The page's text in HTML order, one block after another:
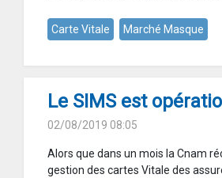
Carte Vitale Marché Masque
Le SIMS est
02/08/2019 08:05
Alors que dans un mois la Cnam
gestion des cartes Vitale des